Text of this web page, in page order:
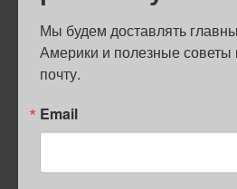
ОБРАЗОВАНИЕ
Мы будем доставлять
Америки и полезные
почту.
Email